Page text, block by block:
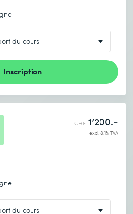
Inscription
CHF 1’200.-
excl. 8.1% TVA